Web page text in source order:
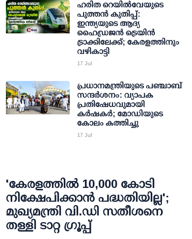
ഹരിത റെയിൽവേയുടെ
പുത്തൻ കുതിപ്പ്:
ഇന്ത്യയുടെ ആദ്യ
ഹൈഡ്രജൻ ട്രെയിൻ
ട്രാക്കിലേക്ക്; കേരളത്തിനും
വഴികാട്ടി
17 Jul
പ്രധാനമന്ത്രിയുടെ പഞ്ചാബ്
സന്ദര്‍ശനം: വ്യാപക
പ്രതിഷേധവുമായി
കര്‍ഷകര്‍; മോഡിയുടെ
കോലം കത്തിച്ചു
17 Jul
'കേരളത്തില്‍ 10,000 കോടി
നിക്ഷേപിക്കാന്‍ പദ്ധതിയില്ല';
മുഖ്യമന്ത്രി വി.ഡി സതീശനെ
തള്ളി ടാറ്റ ഗ്രൂപ്പ്